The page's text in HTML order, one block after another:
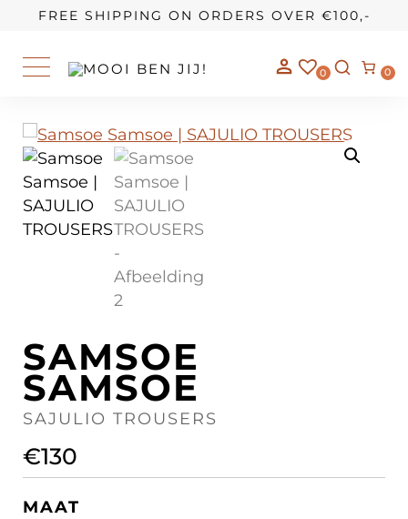
FREE SHIPPING ON ORDERS OVER €100,-
0 0
OUR STORY
SAMSOE
SAMSOE
SAJULIO TROUSERS
€130
MAAT